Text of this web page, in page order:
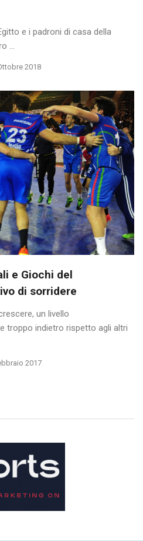
e i padroni di casa della
...
2018
e Giochi del
di sorridere
un livello
troppo indietro rispetto agli altri
2017